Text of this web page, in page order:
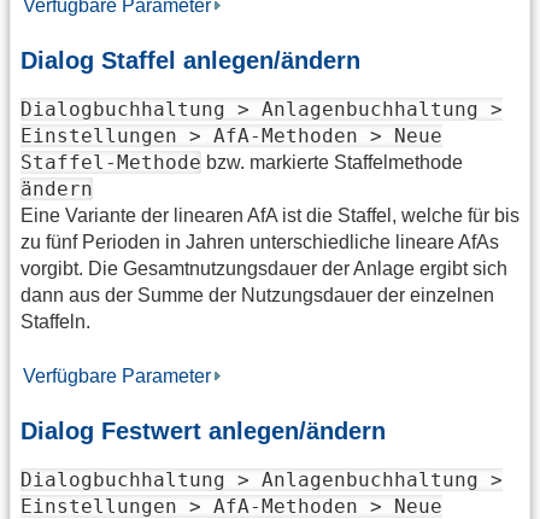
Verfügbare Parameter
Dialog Staffel anlegen/ändern
Dialogbuchhaltung > Anlagenbuchhaltung >
Einstellungen > AfA-Methoden > Neue
Staffel-Methode bzw. markierte Staffelmethode
ändern
Eine Variante der linearen AfA ist die Staffel, welche für bis
zu fünf Perioden in Jahren unterschiedliche lineare AfAs
vorgibt. Die Gesamtnutzungsdauer der Anlage ergibt sich
dann aus der Summe der Nutzungsdauer der einzelnen
Staffeln.
Verfügbare Parameter
Dialog Festwert anlegen/ändern
Dialogbuchhaltung > Anlagenbuchhaltung >
Einstellungen > AfA-Methoden > Neue